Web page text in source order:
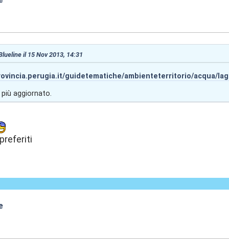
il 15 Nov 2013, 14:31
guidetematiche/ambienteterritorio/acqua/
aggiornato.